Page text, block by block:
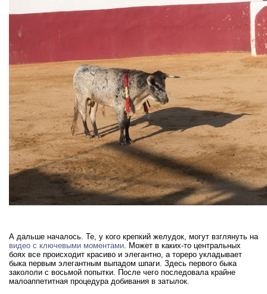
А дальше началось. Те, у кого крепкий желудок, могут взглянуть на
видео с ключевыми моментами. Может в каких-то центральных
боях все происходит красиво и элегантно, а тореро укладывает
быка первым элегантным выпадом шпаги. Здесь первого быка
закололи с восьмой попытки. После чего последовала крайне
малоаппетитная процедура добивания в затылок.